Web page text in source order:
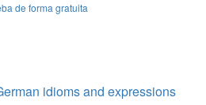
de forma gratuita
idioms and expressions